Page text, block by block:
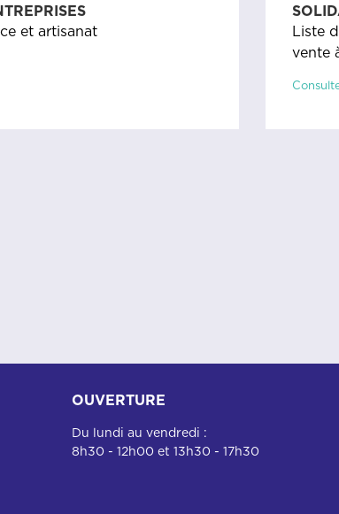
et artisanat
Liste
vente
OUVERTURE
Du lundi au vendredi :
8h30 - 12h00 et 13h30 - 17h30